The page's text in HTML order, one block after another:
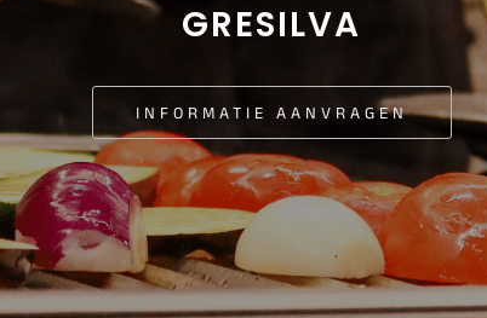
GRESILVA
INFORMATIE AANVRAGEN